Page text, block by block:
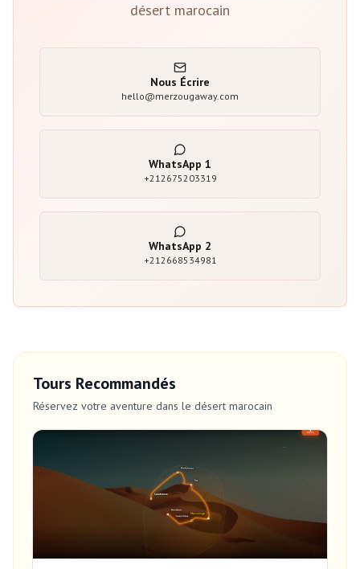
désert marocain
Nous Écrire
hello@merzougaway.com
WhatsApp 1
+212675203319
WhatsApp 2
+212668534981
Tours Recommandés
Réservez votre aventure dans le désert marocain